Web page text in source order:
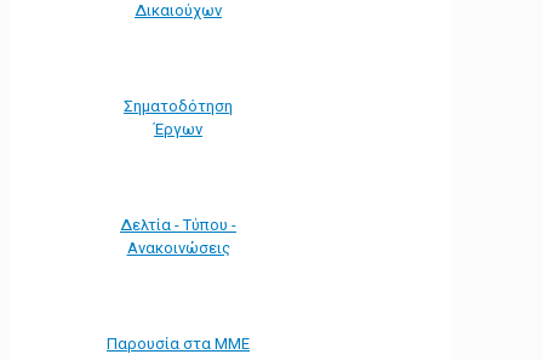
Δικαιούχων
Σηματοδότηση
Έργων
Δελτία - Τύπου -
Ανακοινώσεις
Παρουσία στα ΜΜΕ